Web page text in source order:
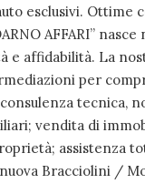
esclusivi. Ottime
AFFARI”
e affidabilità. La
per
tecnica,
vendita di
assistenza
Bracciolini /